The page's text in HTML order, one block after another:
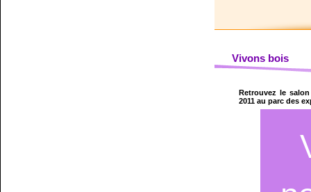
Vivons bois
Retrouvez le
2011 au parc des